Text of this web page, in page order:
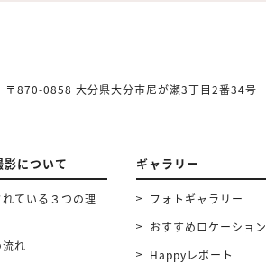
〒870-0858 大分県大分市尼が瀬3丁目2番34号
について
れている３つの理
れ
ギャラリー
フォトギャラリー
おすすめロケーション
Happyレポート